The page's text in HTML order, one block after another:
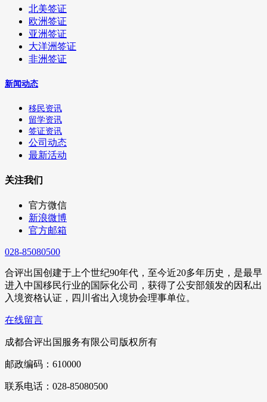
北美签证
欧洲签证
亚洲签证
大洋洲签证
非洲签证
新闻动态
移民资讯
留学资讯
签证资讯
公司动态
最新活动
关注我们
官方微信
新浪微博
官方邮箱
028-85080500
合评出国创建于上个世纪90年代，至今近20多年历史，是最早
进入中国移民行业的国际化公司，获得了公安部颁发的因私出
入境资格认证，四川省出入境协会理事单位。
在线留言
成都合评出国服务有限公司版权所有
邮政编码：610000
联系电话：028-85080500